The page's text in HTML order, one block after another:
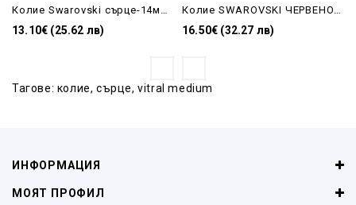
13.10€ (25.62 лв) 16.50€ (32.27 лв)
Тагове: колие,сърце,vitral medium
ИНФОРМАЦИЯ
МОЯТ ПРОФИЛ